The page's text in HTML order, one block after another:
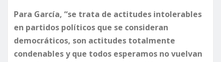
Para García, “se trata de actitudes intolerables
en partidos políticos que se consideran
democráticos, son actitudes totalmente
condenables y que todos esperamos no vuelvan